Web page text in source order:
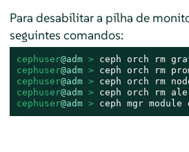
Para desabilitar a pilha de
seguintes comandos:
cephuser@adm >
cephuser@adm >
cephuser@adm >
cephuser@adm >
cephuser@adm > ceph mgr